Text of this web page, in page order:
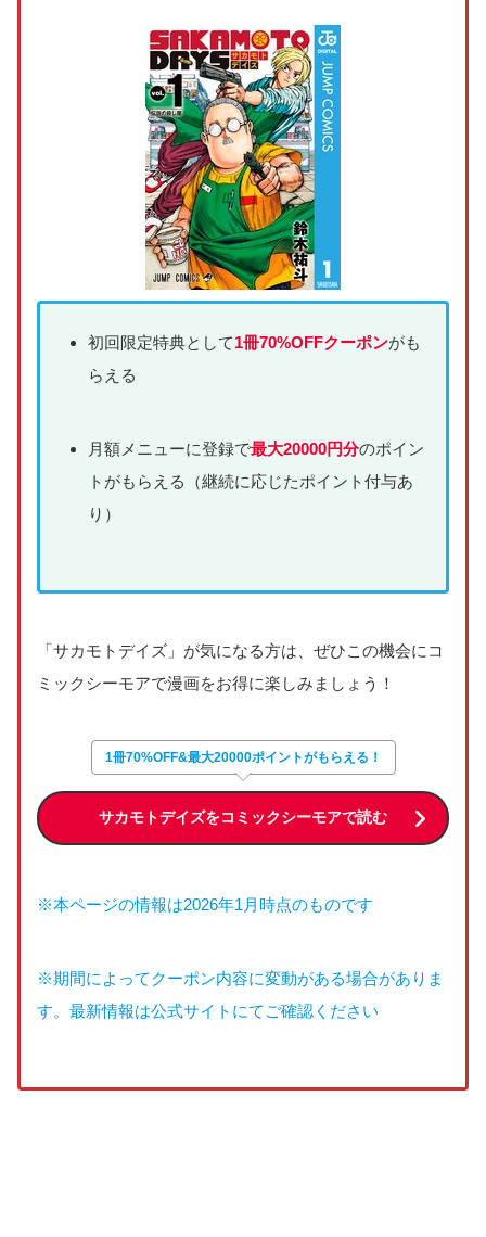
初回限定特典として1冊70%OFFクーポンがも
らえる
月額メニューに登録で最大20000円分のポイン
トがもらえる（継続に応じたポイント付与あ
り）
「サカモトデイズ」が気になる方は、ぜひこの機会にコ
ミックシーモアで漫画をお得に楽しみましょう！
1冊70%OFF&最大20000ポイントがもらえる！
サカモトデイズをコミックシーモアで読む
※本ページの情報は2026年1月時点のものです
※期間によってクーポン内容に変動がある場合がありま
す。最新情報は公式サイトにてご確認ください